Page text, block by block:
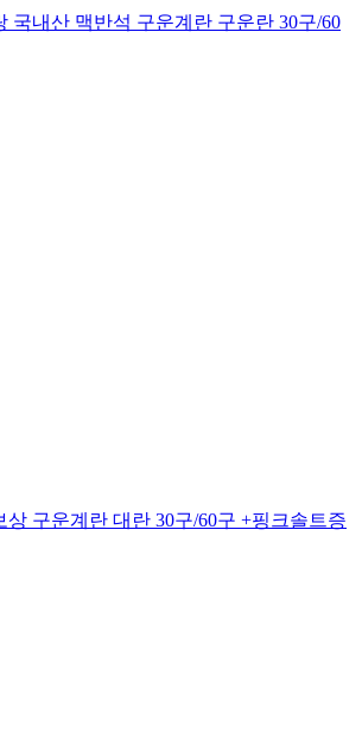
국내산 맥반석 구운계란 구운란 30구/60
상 구운계란 대란 30구/60구 +핑크솔트증